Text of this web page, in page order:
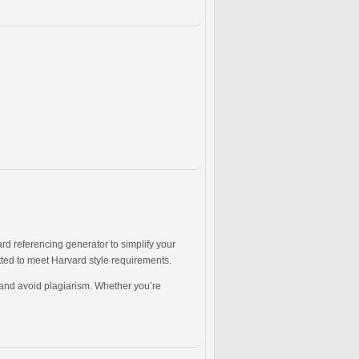
referencing generator to simplify your
to meet Harvard style requirements.
avoid plagiarism. Whether you’re